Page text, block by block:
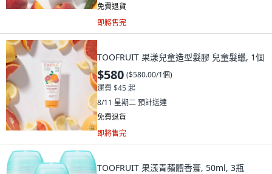
免費退貨
即將售完
TOOFRUIT 果漾兒童造型髮膠 兒童髮蠟, 1個
$580 ($580.00/1個)
運費 $45 起
8/11 星期二預計送達
免費退貨
即將售完
TOOFRUIT 果漾青蘋體香膏, 50ml, 3瓶